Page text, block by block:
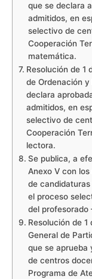
que se declara
admitidos, en
selectivo de
Cooperación
matemática.
Resolución de 1
de Ordenación
declara
admitidos, en
selectivo de
Cooperación
lectora.
Se publica, a
Anexo V con
de
el proceso
del profesorado
Resolución de
General de
que se aprueba
de centros
Programa de